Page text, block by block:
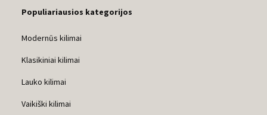
Populiariausios kategorijos
Modernūs kilimai
Klasikiniai kilimai
Lauko kilimai
Vaikiški kilimai